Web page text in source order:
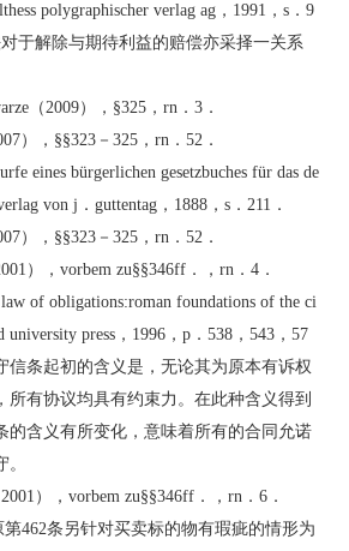
polygraphischer verlag ag，1991，s．9
于解除与期待利益的赔偿亦采择一关系
（2009），§325，rn．3．
），§§323－325，rn．52．
eines bürgerlichen gesetzbuches für das de
von j．guttentag，1888，s．211．
），§§323－325，rn．52．
），vorbem zu§§346ff．，rn．4．
of obligations:roman foundations of the ci
press，1996，p．538，543，57
信条起初的含义是，无论其为原本有诉权
所有协议均具有约束力。在此种含义得到
的含义有所变化，意味着所有的合同允诺
），vorbem zu§§346ff．，rn．6．
462条另针对买卖标的物有瑕疵的情形为